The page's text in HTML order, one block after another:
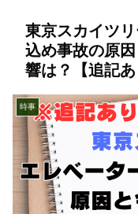
東京スカイツ
込め事故の原
響は？【追記あ
時事